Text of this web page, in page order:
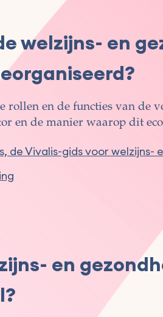
welzijns- en
rollen en de functies van de
en de manier waarop dit
de Vivalis-gids voor welzijns-
en